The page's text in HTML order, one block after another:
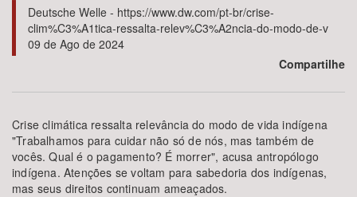
Tema
Área Protegida
Deutsche Welle - https://www.dw.com/pt-br/crise-
clim%C3%A1tica-ressalta-relev%C3%A2ncia-do-modo-de-v
09 de Ago de 2024
Compartilhe
Crise climática ressalta relevância do modo de vida indígena
"Trabalhamos para cuidar não só de nós, mas também de
vocês. Qual é o pagamento? É morrer", acusa antropólogo
indígena. Atenções se voltam para sabedoria dos indígenas,
mas seus direitos continuam ameaçados.